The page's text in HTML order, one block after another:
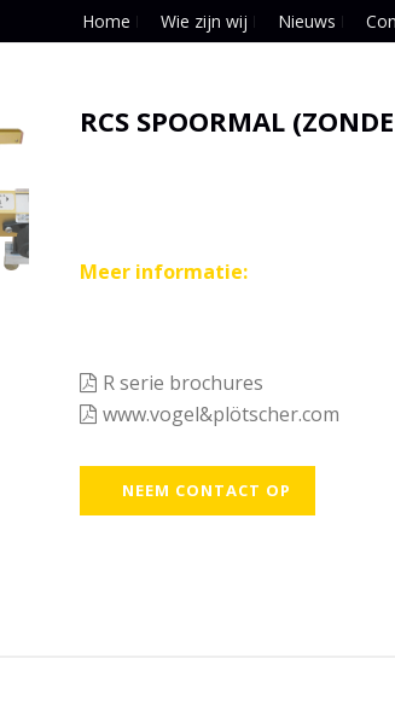
Home Wie zijn wij Nieuws
RCS SPOORMAL
Meer informatie:
R serie brochures
www.vogel&plötscher.com
NEEM CONTACT OP